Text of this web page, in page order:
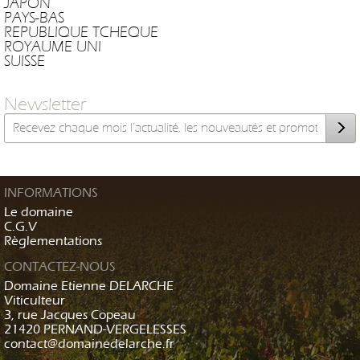
PAYS-BAS
REPUBLIQUE TCHEQUE
ROYAUME UNI
SUISSE
Newsletter
INFORMATIONS
Le domaine
C.G.V
Règlementations
CONTACTEZ-NOUS
Domaine Etienne DELARCHE
Viticulteur
3, rue Jacques Copeau
21420 PERNAND-VERGELESSES
contact@domainedelarche.fr